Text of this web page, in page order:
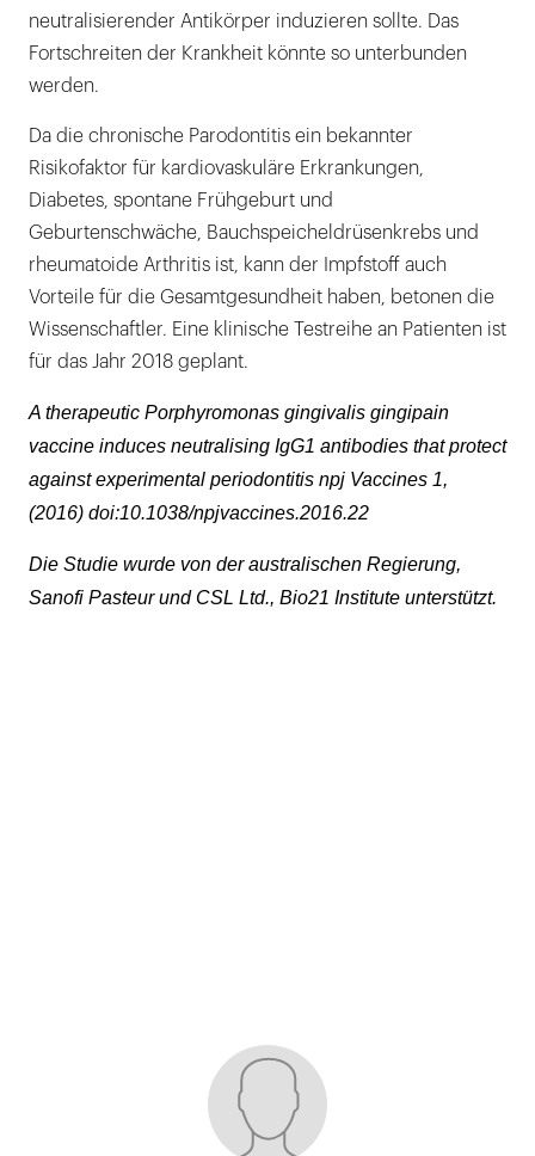
neutralisierender Antikörper induzieren sollte. Das
Fortschreiten der Krankheit könnte so unterbunden
werden.
Da die chronische Parodontitis ein bekannter
Risikofaktor für kardiovaskuläre Erkrankungen,
Diabetes, spontane Frühgeburt und
Geburtenschwäche, Bauchspeicheldrüsenkrebs und
rheumatoide Arthritis ist, kann der Impfstoff auch
Vorteile für die Gesamtgesundheit haben, betonen die
Wissenschaftler. Eine klinische Testreihe an Patienten ist
für das Jahr 2018 geplant.
A therapeutic Porphyromonas gingivalis gingipain
vaccine induces neutralising IgG1 antibodies that protect
against experimental periodontitis npj Vaccines 1,
(2016) doi:10.1038/npjvaccines.2016.22
Die Studie wurde von der australischen Regierung,
Sanofi Pasteur und CSL Ltd., Bio21 Institute unterstützt.